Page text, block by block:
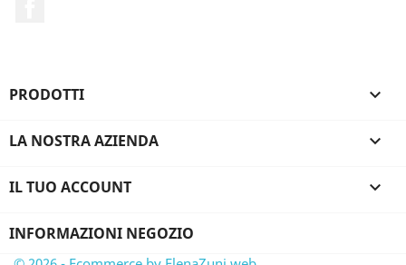
PRODOTTI 
LA NOSTRA AZIENDA 
IL TUO ACCOUNT 
INFORMAZIONI NEGOZIO